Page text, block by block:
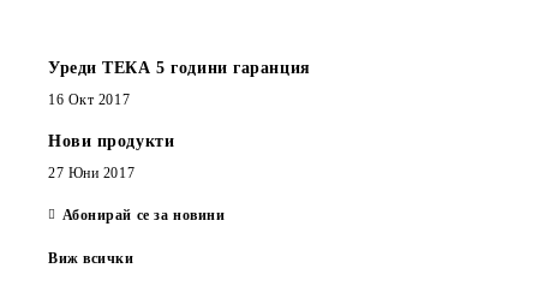
Уреди ТЕКА 5 години гаранция
16 Окт 2017
Нови продукти
27 Юни 2017
Абонирай се за новини
Виж всички